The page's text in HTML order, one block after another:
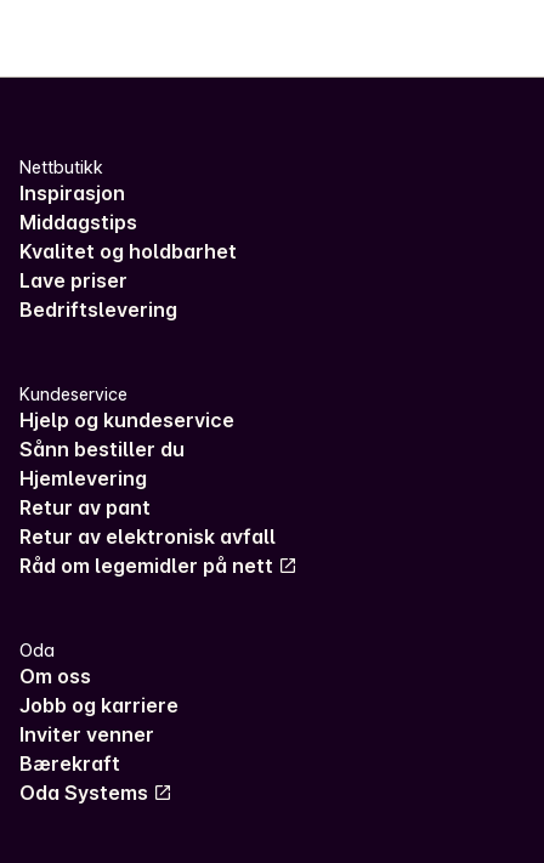
Nettbutikk
Inspirasjon
Middagstips
Kvalitet og holdbarhet
Lave priser
Bedriftslevering
Kundeservice
Hjelp og kundeservice
Sånn bestiller du
Hjemlevering
Retur av pant
Retur av elektronisk avfall
Råd om legemidler på nett
Oda
Om oss
Jobb og karriere
Inviter venner
Bærekraft
Oda Systems